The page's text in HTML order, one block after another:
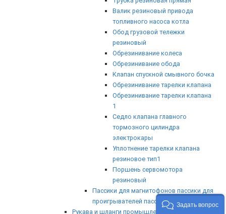
Валик резиновый привода
топливного насоса котла
Обод грузовой тележки
резиновый
Обрезинивание колеса
Обрезинивание обода
Клапан спускной смывного бочка
Обрезинивание тарелки клапана
Обрезинивание тарелки клапана
1
Седло клапана главного
тормозного цилиндра
электрокары
Уплотнение тарелки клапана
резиновое тип1
Поршень сервомотора
резиновый
Пассики для магнитофонов пассики для
проигрывателей пассик магнитолы
Рукава и шланги промышленные
Задать вопрос